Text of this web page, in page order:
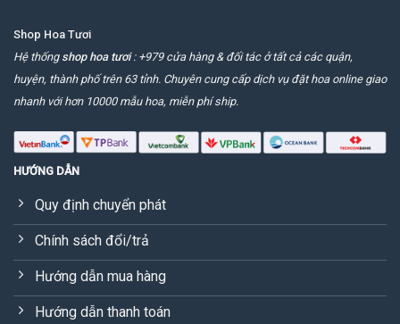
Shop Hoa Tươi
Hệ thống shop hoa tươi: +979 cửa hàng & đối tác ở tất cả các quận,
huyện, thành phố trên 63 tỉnh. Chuyên cung cấp dịch vụ đặt hoa online giao
nhanh với hơn 10000 mẫu hoa, miễn phí ship.
HƯỚNG DẪN
Quy định chuyển phát
Chính sách đổi/trả
Hướng dẫn mua hàng
Hướng dẫn thanh toán